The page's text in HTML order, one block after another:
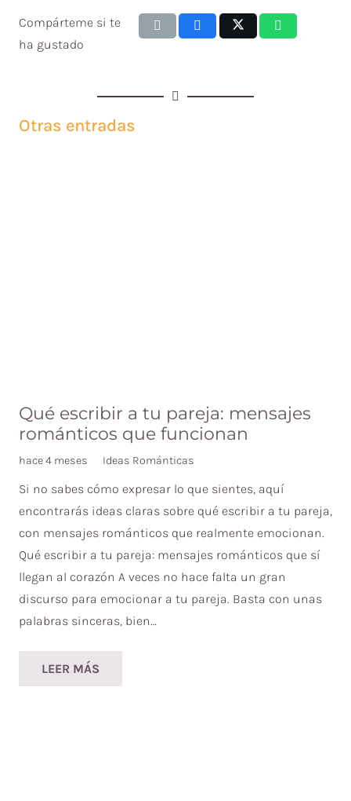
Compárteme si te
ha gustado
Otras entradas
Qué escribir a tu pareja: mensajes
románticos que funcionan
hace 4 meses Ideas Románticas
Si no sabes cómo expresar lo que sientes, aquí
encontrarás ideas claras sobre qué escribir a tu pareja,
con mensajes románticos que realmente emocionan.
Qué escribir a tu pareja: mensajes románticos que sí
llegan al corazón A veces no hace falta un gran
discurso para emocionar a tu pareja. Basta con unas
palabras sinceras, bien…
LEER MÁS